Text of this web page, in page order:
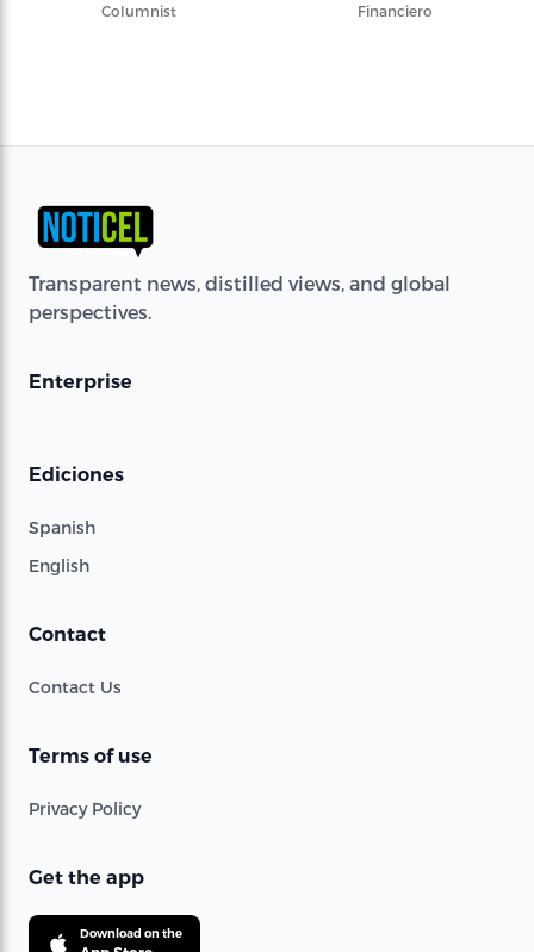
Columnist
Financiero
Transparent news, distilled views, and global
perspectives.
Enterprise
Ediciones
Spanish
English
Contact
Contact Us
Terms of use
Privacy Policy
Get the app
Download on the